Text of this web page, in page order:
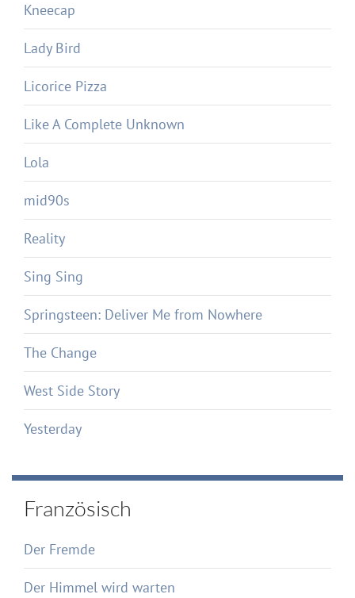
Kneecap
Lady Bird
Licorice Pizza
Like A Complete Unknown
Lola
mid90s
Reality
Sing Sing
Springsteen: Deliver Me from Nowhere
The Change
West Side Story
Yesterday
Französisch
Der Fremde
Der Himmel wird warten